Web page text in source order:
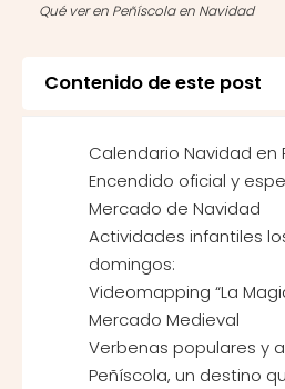
Qué ver en Peñíscola en Navidad
Contenido de este post
Calendario Navidad en
Encendido oficial y
Mercado de Navidad
Actividades infantiles
domingos:
Videomapping “La
Mercado Medieval
Verbenas populares y
Peñíscola, un destino